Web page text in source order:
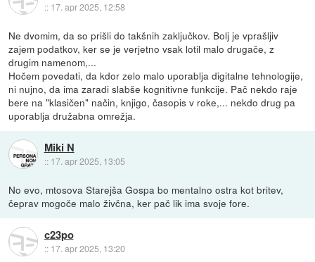
:: 17. apr 2025, 12:58
Ne dvomim, da so prišli do takšnih zaključkov. Bolj je vprašljiv
zajem podatkov, ker se je verjetno vsak lotil malo drugače, z
drugim namenom,...
Hočem povedati, da kdor zelo malo uporablja digitalne tehnologije,
ni nujno, da ima zaradi slabše kognitivne funkcije. Pač nekdo raje
bere na "klasičen" način, knjigo, časopis v roke,... nekdo drug pa
uporablja družabna omrežja.
Miki N
:: 17. apr 2025, 13:05
No evo, mtosova Starejša Gospa bo mentalno ostra kot britev,
čeprav mogoče malo živčna, ker pač lik ima svoje fore.
c23po
:: 17. apr 2025, 13:20